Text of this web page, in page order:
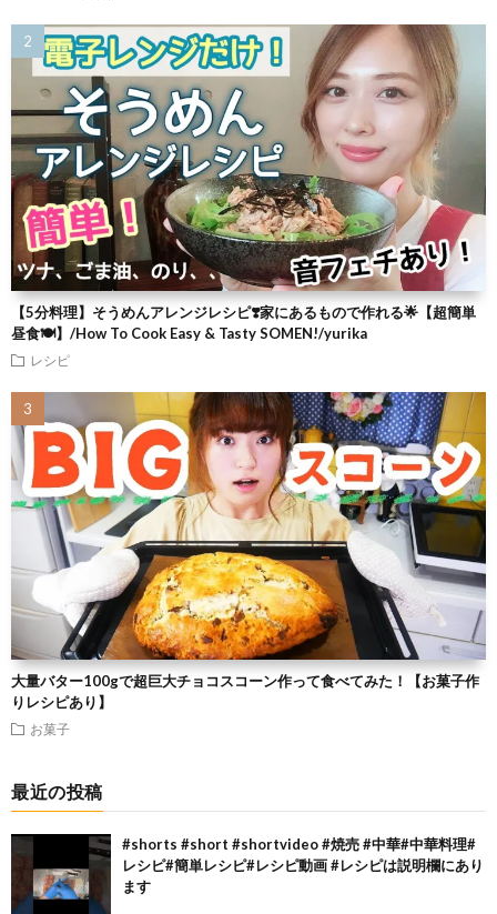
【5分料理】そうめんアレンジレシピ❣️家にあるもので作れる🌟【超簡単
昼食🍽】/How To Cook Easy & Tasty SOMEN!/yurika
レシピ
大量バター100gで超巨大チョコスコーン作って食べてみた！【お菓子作
りレシピあり】
お菓子
最近の投稿
#shorts #short #shortvideo #焼売 #中華#中華料理#
レシピ#簡単レシピ#レシピ動画 #レシピは説明欄にあり
ます